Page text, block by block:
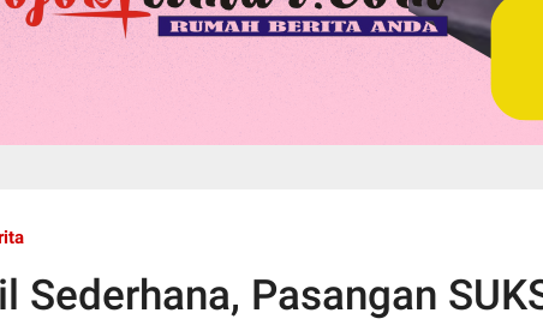
Sederhana, Pasangan